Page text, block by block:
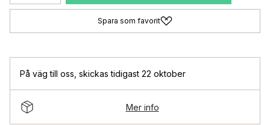
Spara som favorit
På väg till oss skickas tidigast 22 oktober
Mer info